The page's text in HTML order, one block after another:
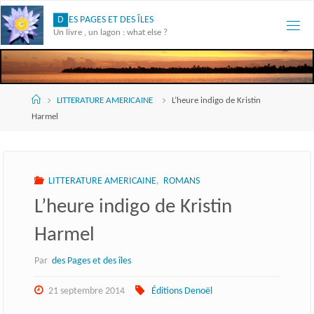
Skip
to
content
D ES PAGES ET DES ÎLES
Un livre , un lagon : what else ?
AccueilLITTERATURE AMERICAINE
L’heure indigo de Kristin
Harmel
LITTERATURE AMERICAINE, ROMANS
L’heure indigo de Kristin
Harmel
Par des Pages et des îles
21 septembre 2014 Éditions Denoël